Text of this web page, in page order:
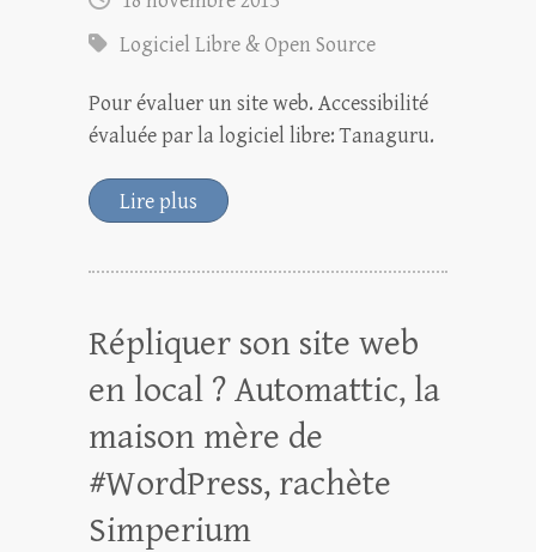
Logiciel Libre & Open Source
Pour évaluer un site web. Accessibilité
évaluée par la logiciel libre: Tanaguru.
Lire plus
Répliquer son site web
en local ? Automattic, la
maison mère de
#WordPress, rachète
Simperium